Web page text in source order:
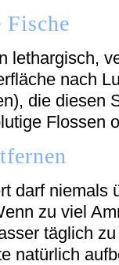
lethargisch,
nach
die diesen
Flossen
darf niemals
zu viel
täglich
natürlich